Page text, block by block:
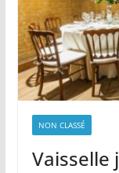
NON CLASSÉ
Vaisselle